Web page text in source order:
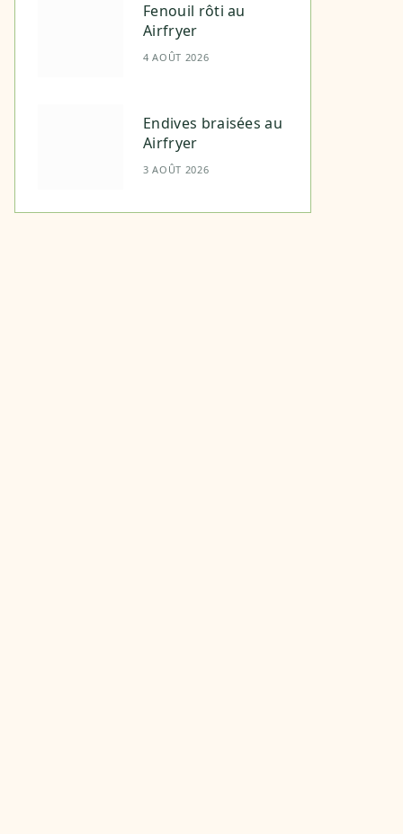
Fenouil rôti au
Airfryer
4 AOÛT 2026
Endives braisées au
Airfryer
3 AOÛT 2026